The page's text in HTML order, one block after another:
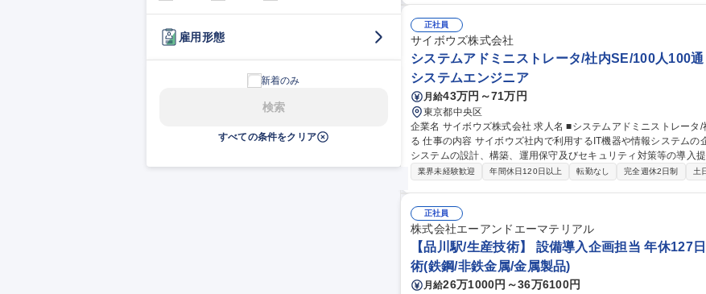
雇用形態
新着のみ
検索
すべての条件をクリア
折衝業務 ※建物に改変を加える業務はございません。 ※5～10日
正社員
サイボウズ株式会社
システムアドミニストレータ/社内SE/100人100
システムエンジニア
月給43万円～71万円
東京都中央区
企業名 サイボウズ株式会社 求人名 ■システムアドミニストレータ/社内SE/100人100通りのマッチングをITで支え
る 仕事の内容 サイボウズ社内で利用するIT機器や情報システムの企画・設計・調達・運用を担っています。情報
システムの設計、構築、運用保守及びセキュリティ対策等の導入
【業務内容】■サイボウズの働き方を支えるITシステムの設計/構
※当社の企業理念を実現するための社内環境づくり、つまり「チ
でも、どこでも、誰とでも、最高の仕事ができるITを提供する」をミッションとし
ドミニストレータ/社内SE/100人100通りのマッチングをITで支える
業界未経験歓迎 年間休日120日以上 転勤なし 完全週休2日制 土
正社員
株式会社エーアンドエーマテリアル
【品川駅/生産技術】 設備導入企画担当 年休127
術(鉄鋼/非鉄金属/金属製品)
月給26万1000円～36万6100円